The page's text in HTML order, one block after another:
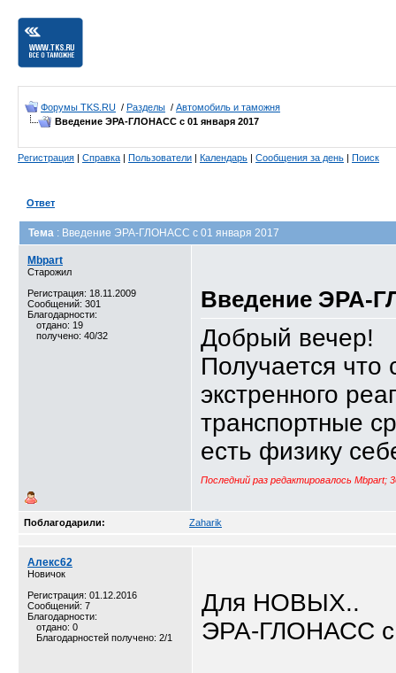
Форумы TKS.RU / Разделы / Автомобиль и таможня
Введение ЭРА-ГЛОНАСС с 01 января 2017
Регистрация | Справка | Пользователи | Календарь | Сообщения за день | Поиск
Ответ
Тема : Введение ЭРА-ГЛОНАСС с 01 января 2017
Mbpart
Старожил
Регистрация: 18.11.2009
Сообщений: 301
Благодарности:
отдано: 19
получено: 40/32
Введение ЭРА-
Добрый вечер!
Получается
экстренного
транспортные
есть физику
Последний раз редактировалось Mbpart;
Поблагодарили: Zaharik
Алекс62
Новичок
Регистрация: 01.12.2016
Сообщений: 7
Благодарности:
отдано: 0
Благодарностей получено: 2/1
Для НОВЫХ..
ЭРА-ГЛОНАСС с